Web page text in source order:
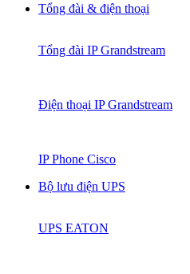
Tổng đài & điện thoại
Tổng đài IP Grandstream
Điện thoại IP Grandstream
IP Phone Cisco
Bộ lưu điện UPS
UPS EATON